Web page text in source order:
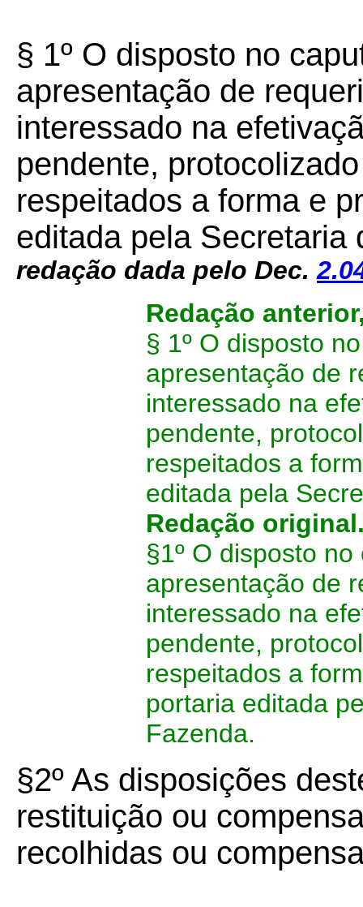
§ 1º O disposto no
apresentação de
interessado na
pendente,
respeitados a forma e
editada pela
redação dada pelo Dec.
Redação
§ 1º O disposto
apresentação de
interessado na
pendente,
respeitados a
editada pela
Redação
§1º O disposto
apresentação de
interessado na
pendente,
respeitados a
portaria editada
Fazenda.
§2º As disposições
restituição ou
recolhidas ou